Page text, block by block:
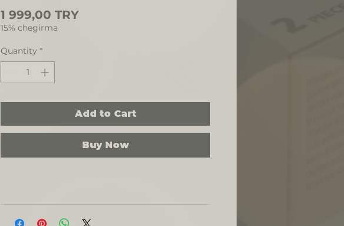
1 999,00 TRYPrice
15% chegirma
Quantity *
Add to Cart
Buy Now